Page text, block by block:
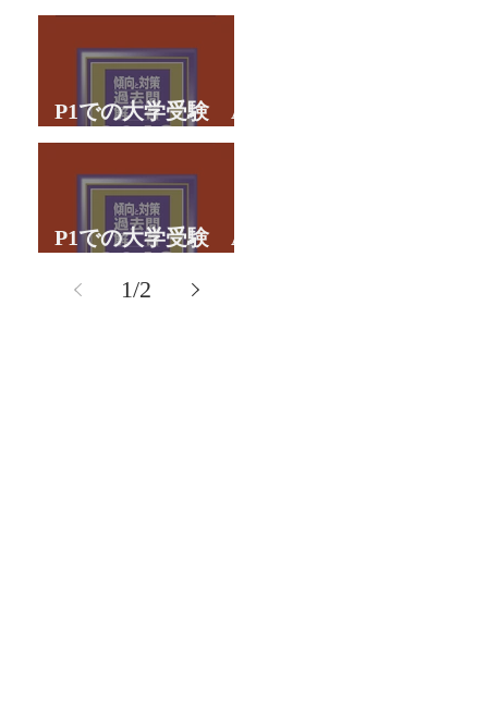
大学文理学部に合
格 合格体験談
P1での大学受験 A
君の体験談パート２
P1での大学受験 A
1/2